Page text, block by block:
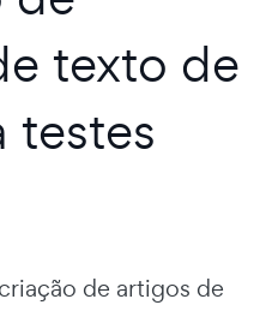
texto de
testes
de artigos de